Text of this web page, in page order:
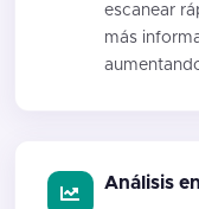
escanear
más
Análisis